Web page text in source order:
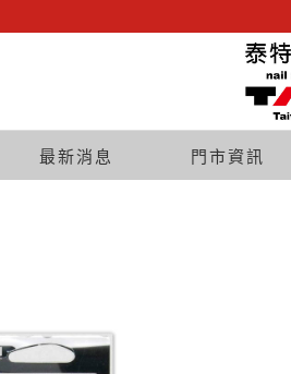
最新消息 門市資訊